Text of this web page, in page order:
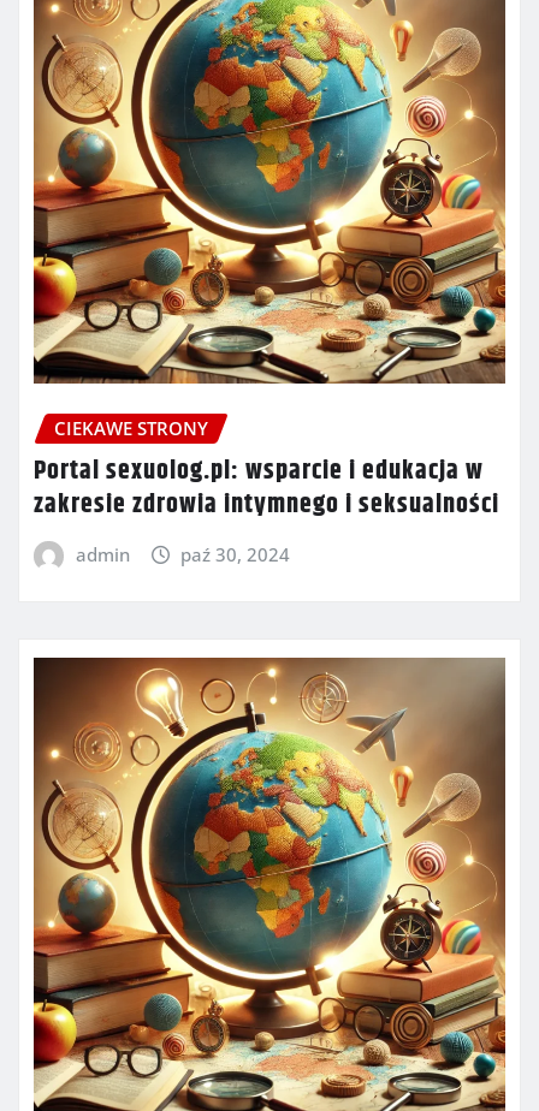
CIEKAWE STRONY
Portal sexuolog.pl: wsparcie i edukacja w
zakresie zdrowia intymnego i seksualności
admin paź 30, 2024